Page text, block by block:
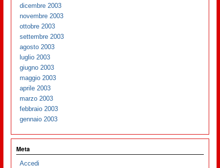
dicembre 2003
novembre 2003
ottobre 2003
settembre 2003
agosto 2003
luglio 2003
giugno 2003
maggio 2003
aprile 2003
marzo 2003
febbraio 2003
gennaio 2003
Meta
Accedi